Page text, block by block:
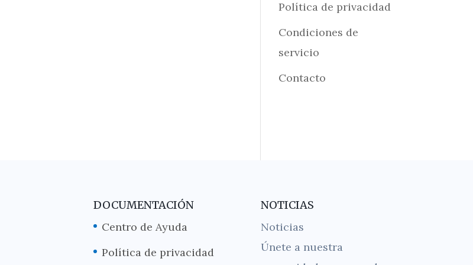
Política de privacidad
Condiciones de
servicio
Contacto
DOCUMENTACIÓN
Centro de Ayuda
Política de privacidad
NOTICIAS
Noticias
Únete a nuestra